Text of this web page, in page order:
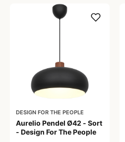
DESIGN FOR THE PEOPLE
Aurelio Pendel Ø42 - Sort
- Design For The People